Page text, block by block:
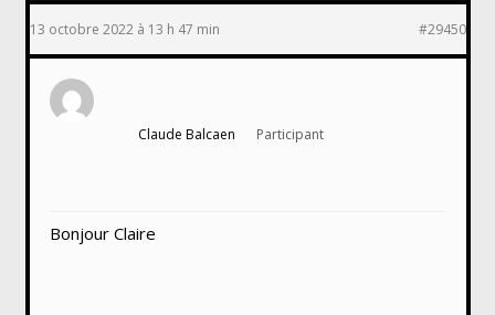
13 octobre 2022 à 13 h 47 min #29450
Claude Balcaen Participant
Bonjour Claire